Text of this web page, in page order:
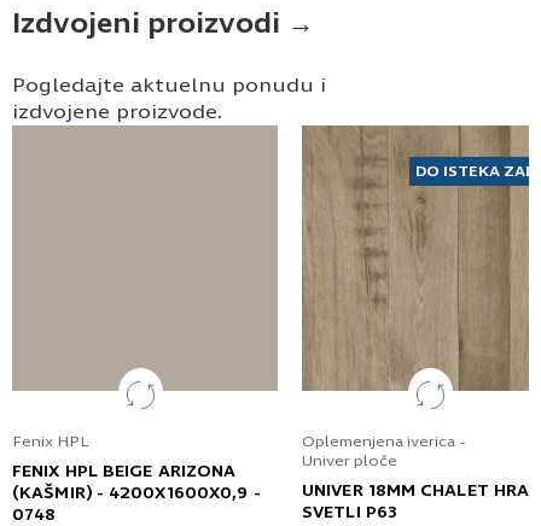
Izdvojeni proizvodi →
Pogledajte aktuelnu ponudu i
izdvojene proizvode.
Fenix HPL
FENIX HPL BEIGE ARIZONA
(KAŠMIR) - 4200X1600X0,9 -
0748
DO ISTEKA
Oplemenjena iverica -
Univer ploče
UNIVER 18MM CHALET
SVETLI P63